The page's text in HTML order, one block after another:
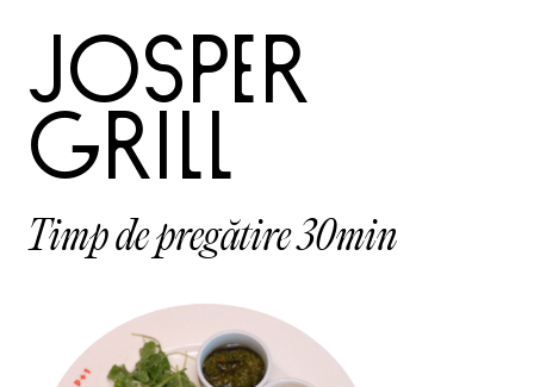
JOSPER
grill
Timp de pregătire 30min